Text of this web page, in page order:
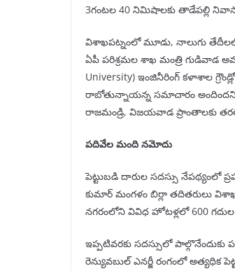
3గంటల 40 నిమిషాలకు తాడేపల్లి
విశాఖపట్నంలో మూడు, నాలుగు తేదీలలో
ఏపీ పరిశ్రమల శాఖ మంత్రి గుడివాడ
University) ఇంజినీరింగ్ కళాశాల
రాబోతున్నాయన్న సమాచారం
రాజమండ్రి, విజయవాడ ప్రాంతాలకు
పదివేల మంది నమోదు
పెట్టుబడి దారుల సదస్సు నేపథ్యంలో
కుమార్ మంగళం బిర్లా తదితరులు
నగరంలోని వివిధ హోటళ్లలో 600 గదుల
ఇప్పటివరకు సదస్సులో పాల్గొనేందుకు
రెన్యువబుల్ ఎనర్జీ రంగంలో